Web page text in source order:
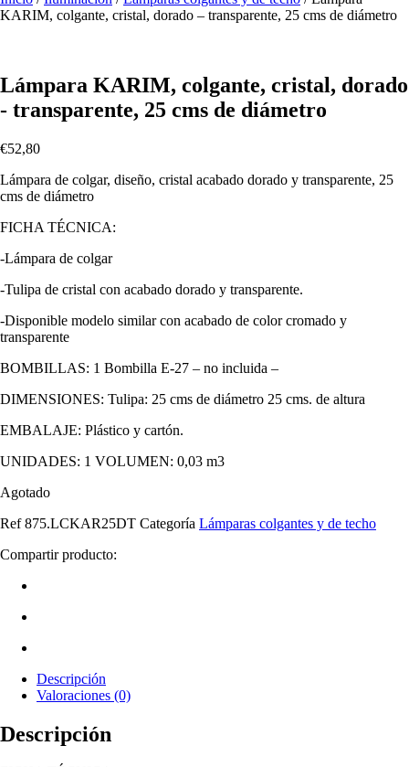
KARIM, colgante, cristal, dorado – transparente, 25 cms de diámetro
Lámpara KARIM, colgante, cristal, dorado
- transparente, 25 cms de diámetro
€52,80
Lámpara de colgar, diseño, cristal acabado dorado y transparente, 25
cms de diámetro
FICHA TÉCNICA:
-Lámpara de colgar
-Tulipa de cristal con acabado dorado y transparente.
-Disponible modelo similar con acabado de color cromado y
transparente
BOMBILLAS: 1 Bombilla E-27 – no incluida –
DIMENSIONES: Tulipa: 25 cms de diámetro 25 cms. de altura
EMBALAJE: Plástico y cartón.
UNIDADES: 1 VOLUMEN: 0,03 m3
Agotado
Ref 875.LCKAR25DT Categoría Lámparas colgantes y de techo
Compartir producto:
Descripción
Valoraciones (0)
Descripción